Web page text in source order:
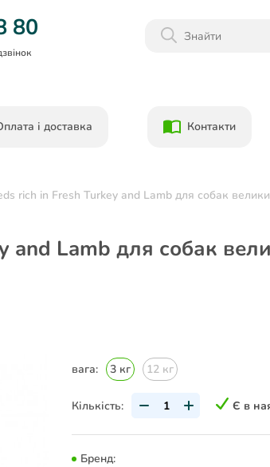
1000гр на бонусний рахунок при реєстрації!)
80
і доставка Контакти
rich in Fresh Turkey and Lamb для собак
and Lamb для собак
вага: 3 кг 12 кг
Кількість: Є в
Бренд: